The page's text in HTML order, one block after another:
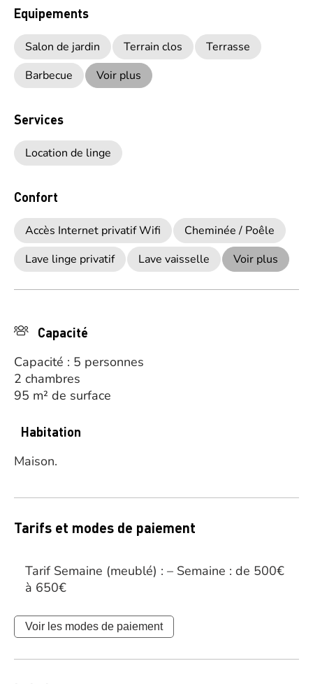
Equipements
Salon de jardin Terrain clos
Terrasse
Barbecue
Voir plus
Services
Location de linge
Confort
Accès Internet privatif Wifi
Cheminée / Poêle
Lave linge privatif
Lave vaisselle Voir plus
Capacité
Capacité : 5 personnes
2 chambres
95 m² de surface
Habitation
Maison.
Tarifs et modes de paiement
Tarif Semaine (meublé) : – Semaine : de 500€
à 650€
Voir les modes de paiement